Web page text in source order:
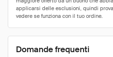
Domande frequenti